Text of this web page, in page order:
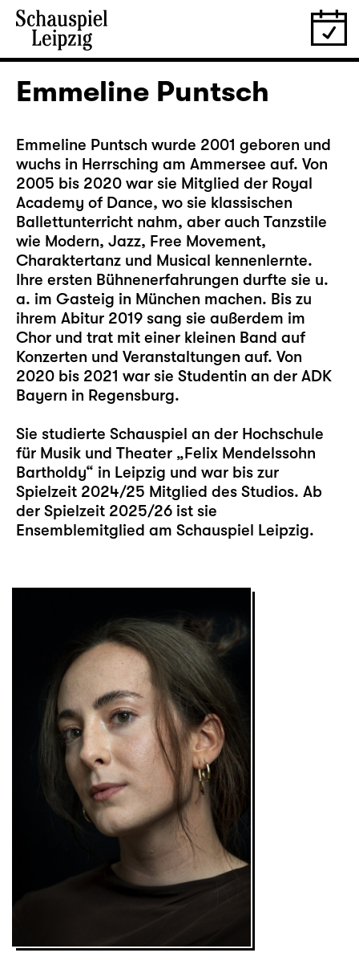
Emmeline Puntsch
Emmeline Puntsch wurde 2001 geboren und
wuchs in Herrsching am Ammersee auf. Von
2005 bis 2020 war sie Mitglied der Royal
Academy of Dance, wo sie klassischen
Ballettunterricht nahm, aber auch Tanzstile
wie Modern, Jazz, Free Movement,
Charaktertanz und Musical kennenlernte.
Ihre ersten Bühnenerfahrungen durfte sie u.
a. im Gasteig in München machen. Bis zu
ihrem Abitur 2019 sang sie außerdem im
Chor und trat mit einer kleinen Band auf
Konzerten und Veranstaltungen auf. Von
2020 bis 2021 war sie Studentin an der ADK
Bayern in Regensburg.
Sie studierte Schauspiel an der Hochschule
für Musik und Theater „Felix Mendelssohn
Bartholdy“ in Leipzig und war bis zur
Spielzeit 2024/25 Mitglied des Studios. Ab
der Spielzeit 2025/26 ist sie
Ensemblemitglied am Schauspiel Leipzig.